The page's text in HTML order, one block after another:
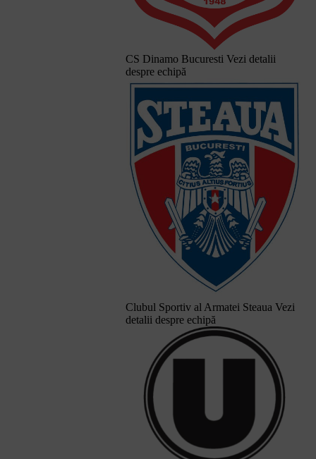
CS Dinamo Bucuresti Vezi detalii
despre echipă
Clubul Sportiv al Armatei Steaua Vezi
detalii despre echipă